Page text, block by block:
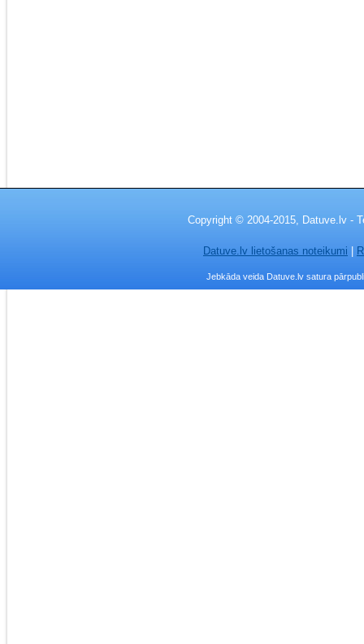
Copyright © 2004-2015, Datuve.lv -
Datuve.lv lietošanas noteikumi
Jebkāda veida Datuve.lv satura